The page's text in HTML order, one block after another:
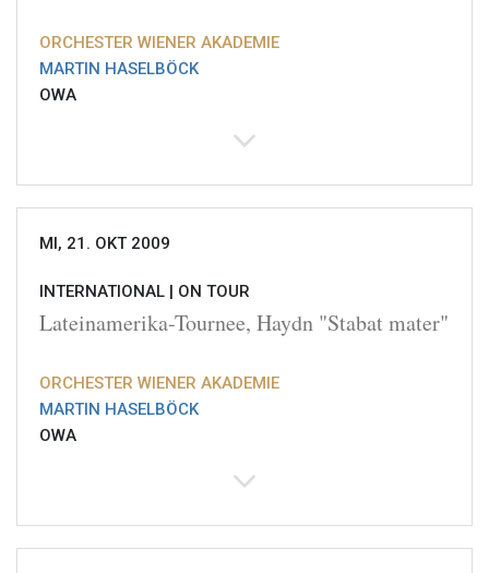
ORCHESTER WIENER AKADEMIE
MARTIN HASELBÖCK
OWA
MI, 21. OKT 2009
INTERNATIONAL | ON TOUR
Lateinamerika-Tournee, Haydn "Stabat mater"
ORCHESTER WIENER AKADEMIE
MARTIN HASELBÖCK
OWA